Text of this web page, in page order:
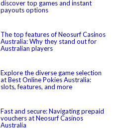
discover top games and instant
payouts options
The top features of Neosurf Casinos
Australia: Why they stand out for
Australian players
Explore the diverse game selection
at Best Online Pokies Australia:
slots, features, and more
Fast and secure: Navigating prepaid
vouchers at Neosurf Casinos
Australia